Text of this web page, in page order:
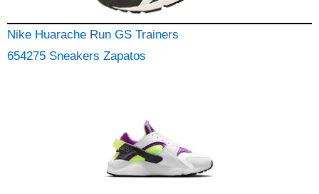
Nike Huarache Run GS Trainers
654275 Sneakers Zapatos